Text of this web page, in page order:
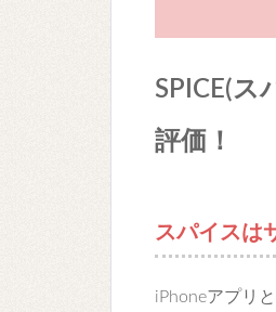
SPICE(
評価！
スパイスは
iPhoneアプリ